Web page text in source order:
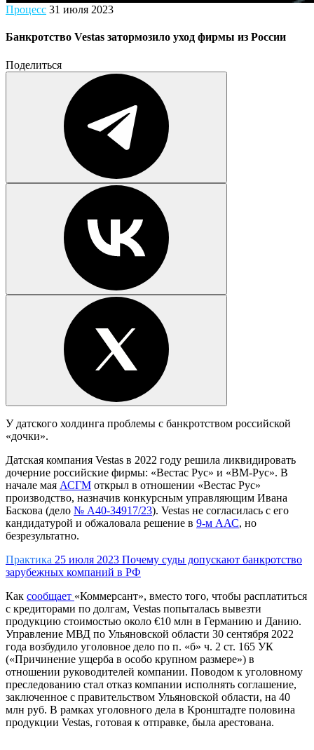
Процесс 31 июля 2023
Банкротство Vestas затормозило уход фирмы из России
Поделиться
У датского холдинга проблемы с банкротством российской
«дочки».
Датская компания Vestas в 2022 году решила ликвидировать
дочерние российские фирмы: «Вестас Рус» и «ВМ-Рус». В
начале мая АСГМ открыл в отношении «Вестас Рус»
производство, назначив конкурсным управляющим Ивана
Баскова (дело № А40-34917/23). Vestas не согласилась с его
кандидатурой и обжаловала решение в 9-м ААС, но
безрезультатно.
Практика 25 июля 2023 Почему суды допускают банкротство
зарубежных компаний в РФ
Как сообщает «Коммерсант», вместо того, чтобы расплатиться
с кредиторами по долгам, Vestas попыталась вывезти
продукцию стоимостью около €10 млн в Германию и Данию.
Управление МВД по Ульяновской области 30 сентября 2022
года возбудило уголовное дело по п. «б» ч. 2 ст. 165 УК
(«Причинение ущерба в особо крупном размере») в
отношении руководителей компании. Поводом к уголовному
преследованию стал отказ компании исполнять соглашение,
заключенное с правительством Ульяновской области, на 40
млн руб. В рамках уголовного дела в Кронштадте половина
продукции Vestas, готовая к отправке, была арестована.